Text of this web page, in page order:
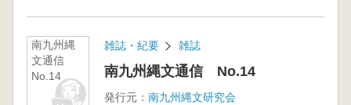
南九州縄
文通信
No.14
雑誌・紀要 雑誌
南九州縄文通信 No.14
発行元： 南九州縄文研究会